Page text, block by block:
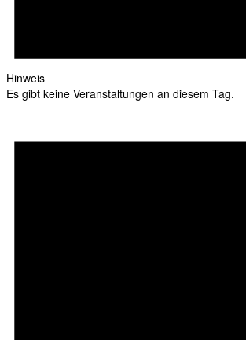
Hinweis
Es gibt keine Veranstaltungen an diesem Tag.